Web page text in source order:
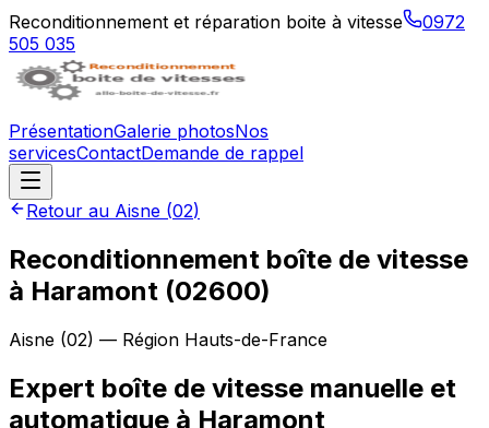
Reconditionnement et réparation boite à vitesse
0972
505 035
PrésentationGalerie photosNos
servicesContactDemande de rappel
Retour au Aisne (02)
Reconditionnement boîte de vitesse
à Haramont (02600)
Aisne (02) — Région Hauts-de-France
Expert boîte de vitesse manuelle et
automatique à Haramont